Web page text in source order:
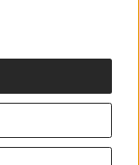
Impressum